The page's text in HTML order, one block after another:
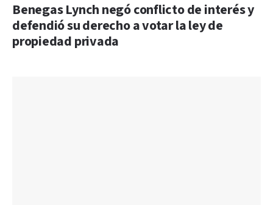
Benegas Lynch negó conflicto de interés y
defendió su derecho a votar la ley de
propiedad privada